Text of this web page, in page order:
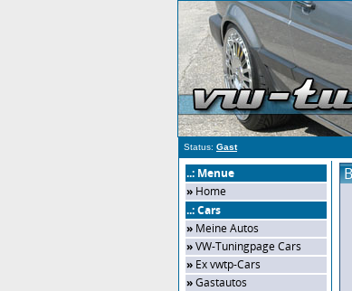
Status: Gast
..: Menue
» Home
..: Cars
» Meine Autos
»VW-Tuningpage Cars
» Ex vwtp-Cars
»Gastautos